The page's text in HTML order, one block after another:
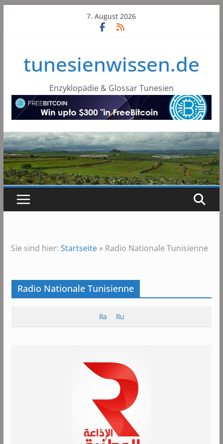
7. August 2026
tunesienwissen.de
Enzyklopädie & Glossar Tunesien
Sie sind hier: Startseite» Radio Nationale Tunisienne
Radio Nationale Tunisienne
Ra Ru